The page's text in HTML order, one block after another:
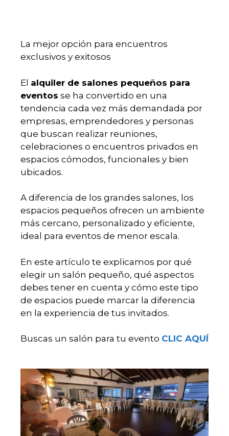
La mejor opción para encuentros
exclusivos y exitosos
El alquiler de salones pequeños para
eventos se ha convertido en una
tendencia cada vez más demandada por
empresas, emprendedores y personas
que buscan realizar reuniones,
celebraciones o encuentros privados en
espacios cómodos, funcionales y bien
ubicados.
A diferencia de los grandes salones, los
espacios pequeños ofrecen un ambiente
más cercano, personalizado y eficiente,
ideal para eventos de menor escala.
En este artículo te explicamos por qué
elegir un salón pequeño, qué aspectos
debes tener en cuenta y cómo este tipo
de espacios puede marcar la diferencia
en la experiencia de tus invitados.
Buscas un salón para tu evento CLIC AQUÍ